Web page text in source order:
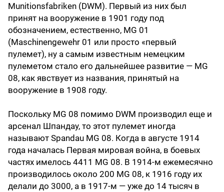
Munitionsfabriken (DWM). Первый из них был
принят на вооружение в 1901 году под
обозначением, естественно, MG 01
(Maschinengewehr 01 или просто «первый
пулемет), ну а самым известным немецким
пулеметом стало его дальнейшее развитие — MG
08, как явствует из названия, принятый на
вооружение в 1908 году.
Поскольку MG 08 помимо DWM производил еще и
арсенал Шпандау, то этот пулемет иногда
называют Spandau MG 08. Когда в августе 1914
года началась Первая мировая война, в боевых
частях имелось 4411 MG 08. В 1914-м ежемесячно
производилось около 200 MG 08, к 1916 году их
делали до 3000, а в 1917-м — уже до 14 тысяч в